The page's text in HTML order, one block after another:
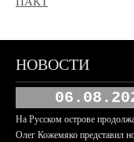
НОВОСТИ
На Русском острове
Олег Кожемяко представил